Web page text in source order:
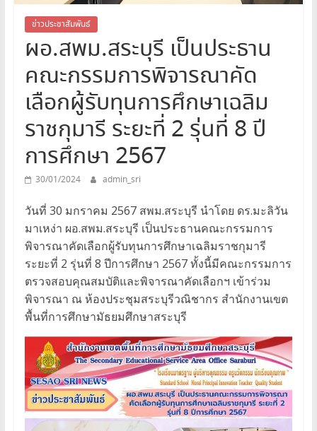
เขต
พื้นที่
การ
ศึกษา
มัธยมศึกษา
สระบุรี
ข่าวประชาสัมพันธ์
ผอ.สพม.สระบุรี เป็นประธาน
คณะกรรมการพิจารณาคัด
เลือกผู้รับทุนการศึกษาเฉลิม
ราชกุมารี ระยะที่ 2 รุ่นที่ 8 ปี
การศึกษา 2567
30/01/2024 admin_sri
วันที่ 30 มกราคม 2567 สพม.สระบุรี นำโดย ดร.มะลิวัน
มาเหง่า ผอ.สพม.สระบุรี เป็นประธานคณะกรรมการ
พิจารณาคัดเลือกผู้รับทุนการศึกษาเฉลิมราชกุมารี
ระยะที่ 2 รุ่นที่ 8 ปีการศึกษา 2567 ทั้งนี้มีคณะกรรมการ
ตรวจสอบคุณสมบัติและพิจารณาคัดเลือกฯ เข้าร่วม
พิจารณา ณ ห้องประชุมสระบุรีวณิชากร สำนักงานเขต
พื้นที่การศึกษามัธยมศึกษาสระบุรี